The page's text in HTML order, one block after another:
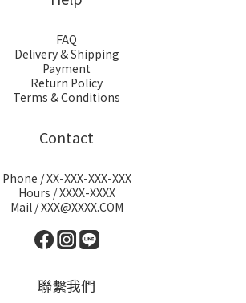
FAQ
Delivery & Shipping
Payment
Return Policy
Terms & Conditions
Contact
Phone / XX-XXX-XXX-XXX
Hours / XXXX-XXXX
Mail / XXX@XXXX.COM
聯繫我們